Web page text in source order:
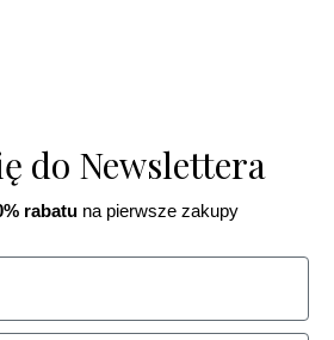
do Newslettera
rabatuna pierwsze zakupy